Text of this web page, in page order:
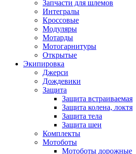
Запчасти для шлемов
Интегралы
Кроссовые
Модуляры
Мотарды
Мотогарнитуры
Открытые
Экипировка
Джерси
Дождевики
Защита
Защита встраиваемая
Защита колена, локтя
Защита тела
Защита шеи
Комплекты
Мотоботы
Мотоботы дорожные